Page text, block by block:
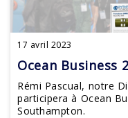
17 avril 2023
Ocean Business
Rémi Pascual, notre
participera à Ocean
Southampton.